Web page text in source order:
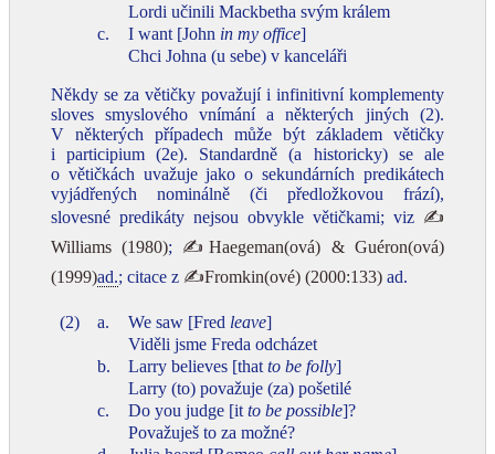
Lordi učinili Mackbetha svým králem
c.
I want [John in my office]
Chci Johna (u sebe) v kanceláři
Někdy se za větičky považují i infinitivní komplementy
sloves smyslového vnímání a některých jiných (2).
V některých případech může být základem větičky
i participium (2e). Standardně (a historicky) se ale
o větičkách uvažuje jako o sekundárních predikátech
vyjádřených nominálně (či předložkovou frází),
slovesné predikáty nejsou obvykle větičkami; viz ✍
Williams (1980); ✍Haegeman(ová) & Guéron(ová)
(1999)ad.; citace z ✍Fromkin(ové) (2000:133) ad.
(2) a. We saw [Fred leave]
Viděli jsme Freda odcházet
b.
Larry believes [that to be folly]
Larry (to) považuje (za) pošetilé
c.
Do you judge [it to be possible]?
Považuješ to za možné?